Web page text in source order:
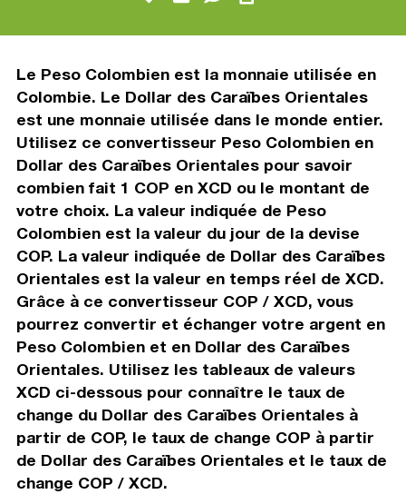
Le Peso Colombien est la monnaie utilisée en
Colombie. Le Dollar des Caraïbes Orientales
est une monnaie utilisée dans le monde entier.
Utilisez ce convertisseur Peso Colombien en
Dollar des Caraïbes Orientales pour savoir
combien fait 1 COP en XCD ou le montant de
votre choix. La valeur indiquée de Peso
Colombien est la valeur du jour de la devise
COP. La valeur indiquée de Dollar des Caraïbes
Orientales est la valeur en temps réel de XCD.
Grâce à ce convertisseur COP / XCD, vous
pourrez convertir et échanger votre argent en
Peso Colombien et en Dollar des Caraïbes
Orientales. Utilisez les tableaux de valeurs
XCD ci-dessous pour connaître le taux de
change du Dollar des Caraïbes Orientales à
partir de COP, le taux de change COP à partir
de Dollar des Caraïbes Orientales et le taux de
change COP / XCD.